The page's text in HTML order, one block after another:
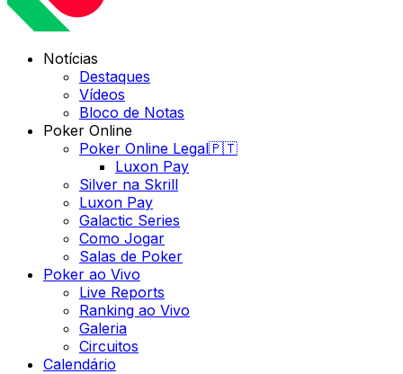
Notícias
Destaques
Vídeos
Bloco de Notas
Poker Online
Poker Online Legal🇵🇹
Luxon Pay
Silver na Skrill
Luxon Pay
Galactic Series
Como Jogar
Salas de Poker
Poker ao Vivo
Live Reports
Ranking ao Vivo
Galeria
Circuitos
Calendário